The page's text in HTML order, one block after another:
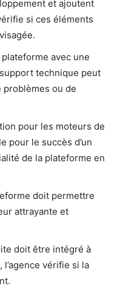
et ajoutent
si ces éléments
avec une
technique peut
problèmes ou de
pour les moteurs de
pour le succès d’un
de la plateforme en
doit permettre
attrayante et
doit être intégré à
l’agence vérifie si la